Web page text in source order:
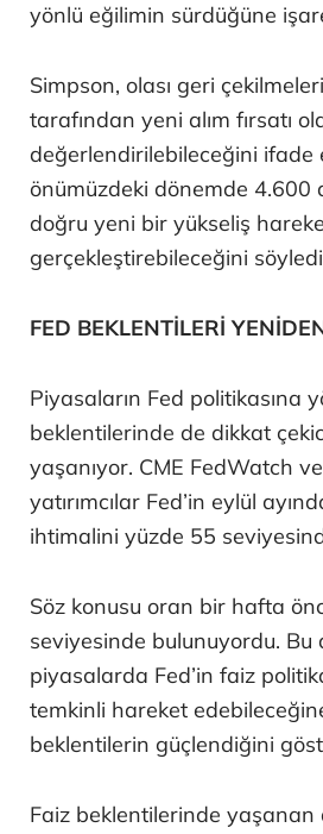
yönlü eğilimin sürdüğüne
Simpson, olası geri
tarafından yeni alım fırsatı
değerlendirilebileceğini ifade
önümüzdeki dönemde 4.600
doğru yeni bir yükseliş
gerçekleştirebileceğini
FED BEKLENTİLERİ
Piyasaların Fed politikasına
beklentilerinde de dikkat
yaşanıyor. CME FedWatch
yatırımcılar Fed’in eylül
ihtimalini yüzde 55
Söz konusu oran bir hafta
seviyesinde bulunuyordu. Bu
piyasalarda Fed’in faiz
temkinli hareket
beklentilerin güçlendiğini
Faiz beklentilerinde yaşanan